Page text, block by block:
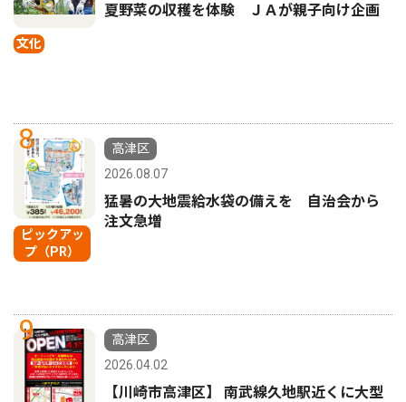
文化
夏野菜の収穫を体験 ＪＡが親子向け企画
8
ピックアッ
プ（PR）
高津区
2026.08.07
猛暑の大地震給水袋の備えを 自治会から
注文急増
9
高津区
2026.04.02
【川崎市高津区】 南武線久地駅近くに大型